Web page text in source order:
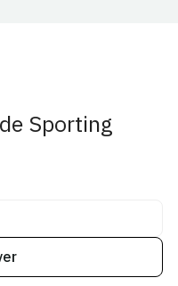
Sporting